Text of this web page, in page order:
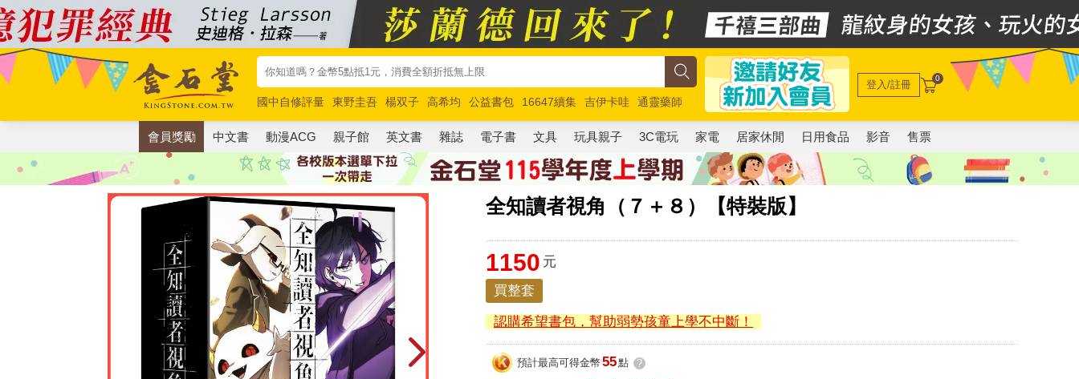
國中自修評量 東野圭吾 楊双子 高希均 公益書包 16647續集 吉伊卡哇
通靈藥師
唯紅花綻放
奧德賽 路邊攤新作 馬斯克 玩具總動員5 超慢跑
登入/註冊 0
會員獎勵 中文書 動漫ACG 親子館 英文書 雜誌 電子書 文具 玩具親子 3C電玩 家電 居家休閒 日用食品 影音 售票
全知讀者視角（７＋８）【特裝版】
1150 元
買整套
認購希望書包，幫助弱勢孩童上學不中斷！
預計最高可得金幣 55點 ?